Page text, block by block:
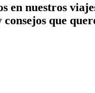
en nuestros
consejos que